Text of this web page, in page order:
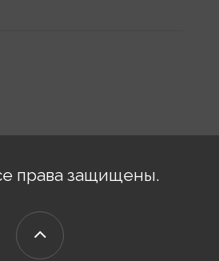
права защищены.